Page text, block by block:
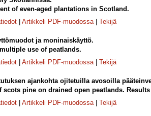
of even-aged plantations in Scotland.
Artikkeli PDF-muodossa| Tekijä
ja moninaiskäyttö.
use of peatlands.
Artikkeli PDF-muodossa| Tekijä
ajankohta ojitetuilla avosoilla
scots pine on drained open peatlands.
Artikkeli PDF-muodossa| Tekijä